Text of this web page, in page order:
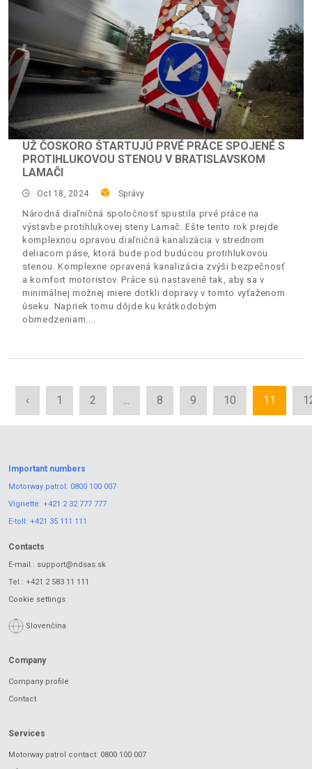
UŽ ČOSKORO ŠTARTUJÚ PRVÉ PRÁCE SPOJENÉ S
PROTIHLUKOVOU STENOU V BRATISLAVSKOM
LAMAČI
Oct 18, 2024 Správy
Národná diaľničná spoločnosť spustila prvé práce na
výstavbe protihlukovej steny Lamač. Ešte tento rok prejde
komplexnou opravou diaľničná kanalizácia v strednom
deliacom páse, ktorá bude pod budúcou protihlukovou
stenou. Komplexne opravená kanalizácia zvýši bezpečnosť
a komfort motoristov. Práce sú nastavené tak, aby sa v
minimálnej možnej miere dotkli dopravy v tomto vyťaženom
úseku. Napriek tomu dôjde ku krátkodobým
obmedzeniam.
‹ 1 2 ... 8 9 10 11
Important numbers
Motorway patrol: 0800 100 007
Vignette: +421 2 32 777 777
E-toll: +421 35 111 111
Contacts
E-mail.: support@ndsas.sk
Tel.: +421 2 583 11 111
Cookie settings
Slovenčina
Company
Company profile
Contact
Services
Motorway patrol contact: 0800 100 007